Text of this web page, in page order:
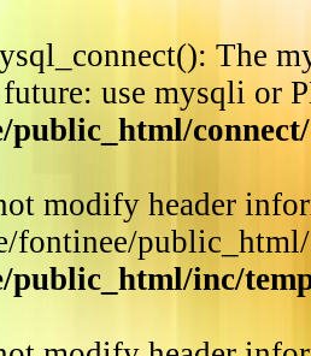
The
use mysqli or
public_html/
modify header
fontinee/
public_html/inc/